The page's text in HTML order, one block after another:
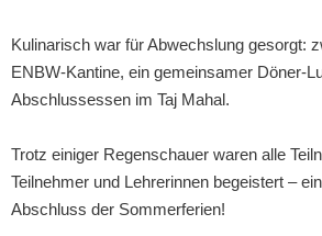
Kulinarisch war für Abwechslung gesorgt:
ENBW-Kantine, ein gemeinsamer Döner-
Abschlussessen im Taj Mahal.
Trotz einiger Regenschauer waren alle
Teilnehmer und Lehrerinnen begeistert –
Abschluss der Sommerferien!